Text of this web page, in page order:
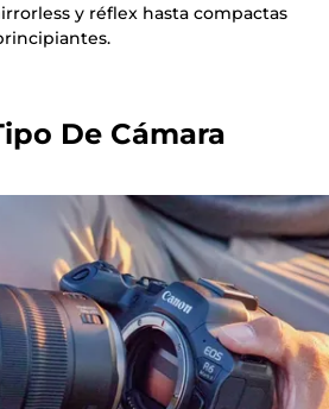
y réflex hasta compactas
De Cámara